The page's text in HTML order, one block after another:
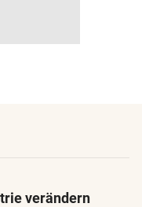
verändern